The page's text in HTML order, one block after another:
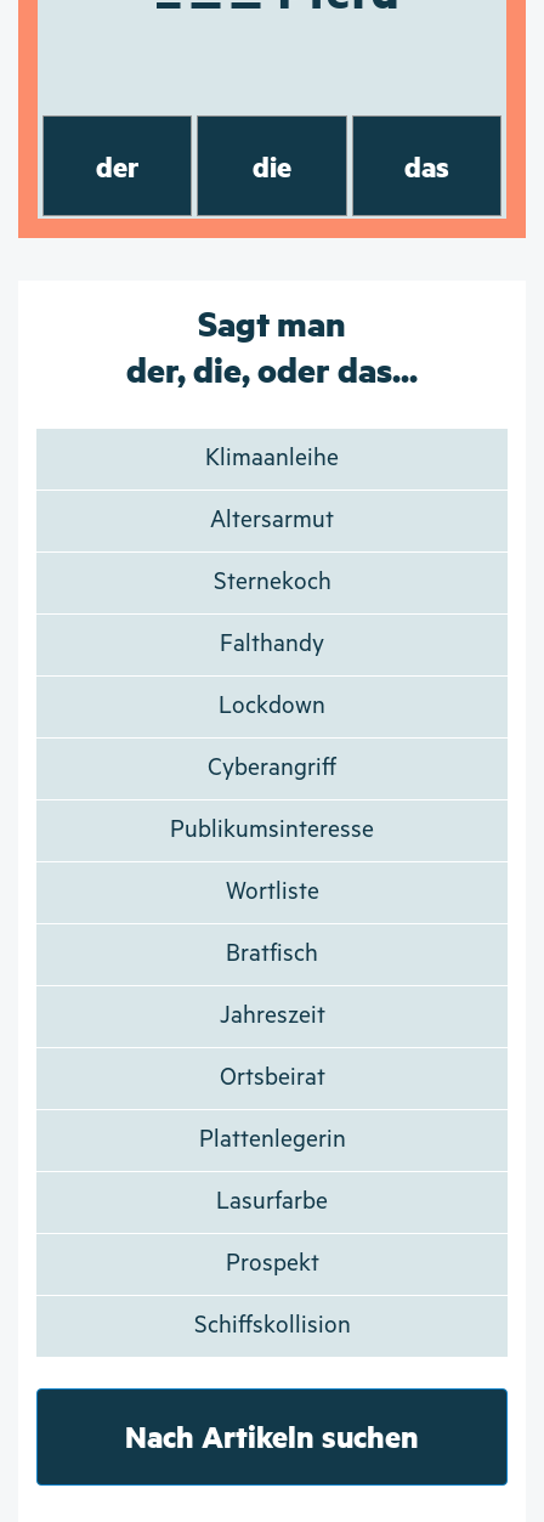
der die das
Sagt man
der, die, oder das...
Klimaanleihe
Altersarmut
Sternekoch
Falthandy
Lockdown
Cyberangriff
Publikumsinteresse
Wortliste
Bratfisch
Jahreszeit
Ortsbeirat
Plattenlegerin
Lasurfarbe
Prospekt
Schiffskollision
Nach Artikeln suchen